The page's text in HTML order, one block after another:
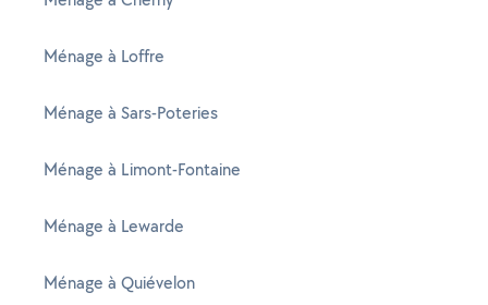
Ménage à Loffre
Ménage à Sars-Poteries
Ménage à Limont-Fontaine
Ménage à Lewarde
Ménage à Quiévelon